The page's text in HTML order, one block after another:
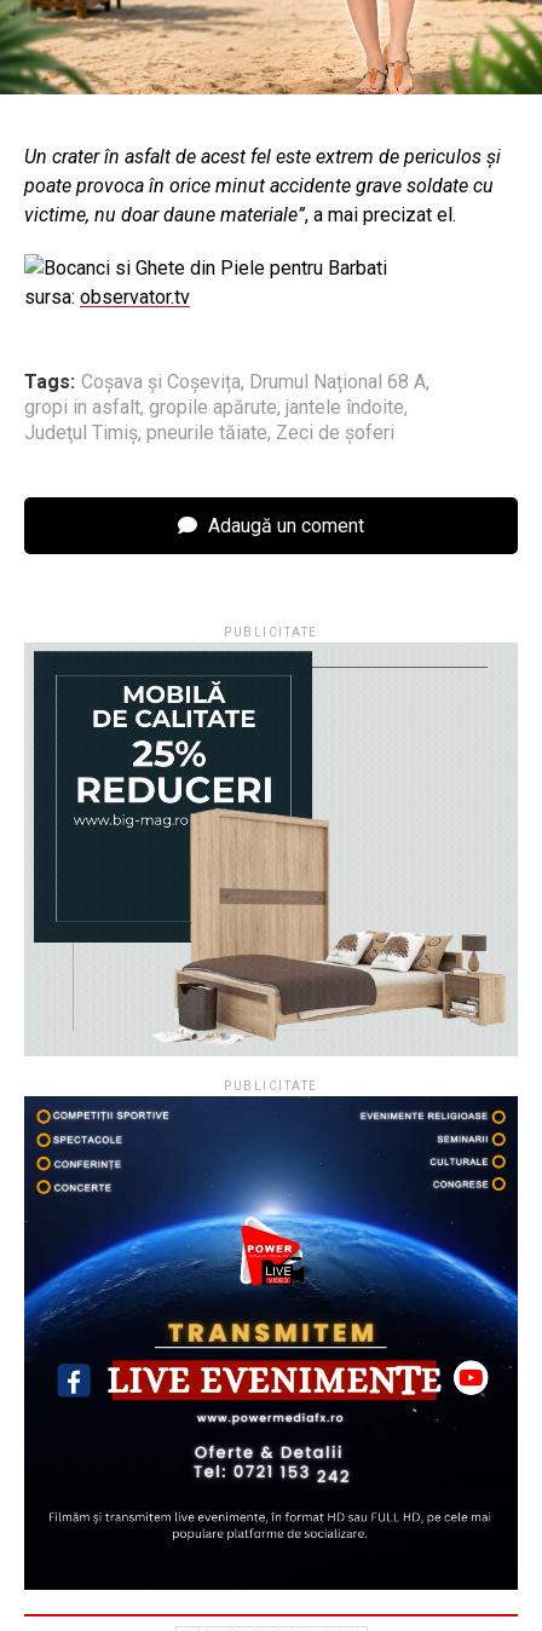
Un crater în asfalt de acest fel este extrem de periculos şi
poate provoca în orice minut accidente grave soldate cu
victime, nu doar daune materiale”, a mai precizat el.
sursa: observator.tv
Tags: Coșava și Coșevița, Drumul Național 68 A,
gropi in asfalt, gropile apărute, jantele îndoite,
Judeţul Timiş, pneurile tăiate, Zeci de şoferi
Adaugă un coment
PUBLICITATE
PUBLICITATE